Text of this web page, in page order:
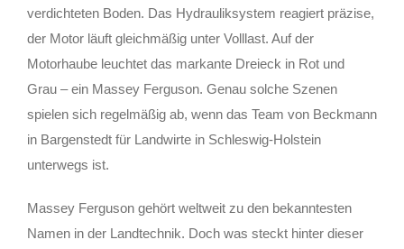
verdichteten Boden. Das Hydrauliksystem reagiert präzise,
der Motor läuft gleichmäßig unter Volllast. Auf der
Motorhaube leuchtet das markante Dreieck in Rot und
Grau – ein Massey Ferguson. Genau solche Szenen
spielen sich regelmäßig ab, wenn das Team von Beckmann
in Bargenstedt für Landwirte in Schleswig-Holstein
unterwegs ist.
Massey Ferguson gehört weltweit zu den bekanntesten
Namen in der Landtechnik. Doch was steckt hinter dieser